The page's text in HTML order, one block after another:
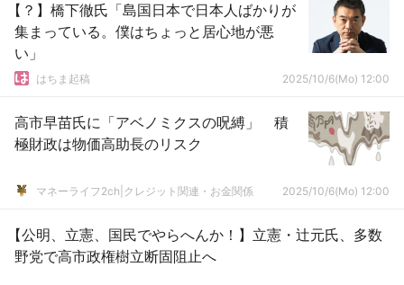
【？】橋下徹氏「島国日本で日本人ばかりが
集まっている。僕はちょっと居心地が悪
い」
はちま起稿 2025/10/6(Mo) 12:00
高市早苗氏に「アベノミクスの呪縛」 積
極財政は物価高助長のリスク
マネーライフ2ch|クレジット関連・お金関係 2025/10/6(Mo) 12:00
【公明、立憲、国民でやらへんか！】立憲・辻元氏、多数
野党で高市政権樹立断固阻止へ